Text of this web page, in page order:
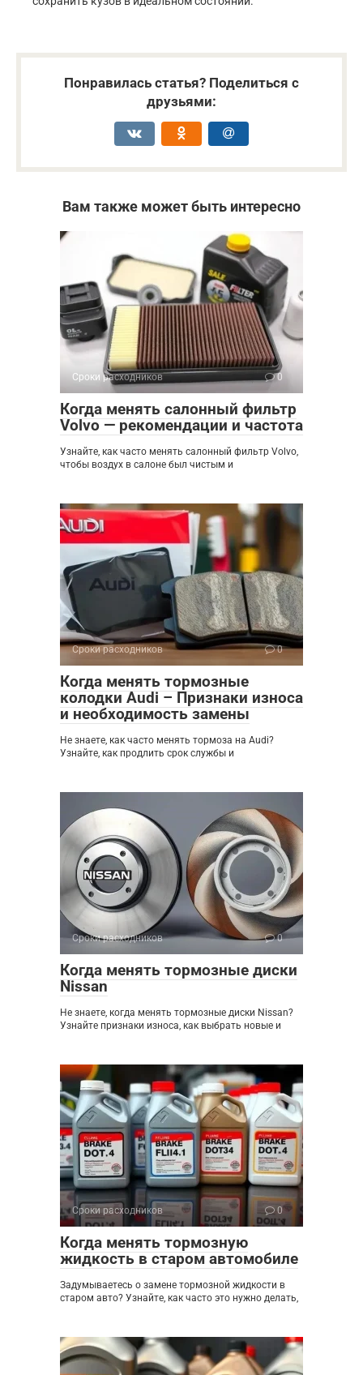
Понравилась статья? Поделиться с
друзьями:
Вам также может быть интересно
Сроки расходников 0
Когда менять салонный фильтр
Volvo — рекомендации и частота
Узнайте, как часто менять салонный фильтр Volvo,
чтобы воздух в салоне был чистым и
Сроки расходников 0
Когда менять тормозные
колодки Audi – Признаки износа
и необходимость замены
Не знаете, как часто менять тормоза на Audi?
Узнайте, как продлить срок службы и
Сроки расходников 0
Когда менять тормозные диски
Nissan
Не знаете, когда менять тормозные диски Nissan?
Узнайте признаки износа, как выбрать новые и
Сроки расходников 0
Когда менять тормозную
жидкость в старом автомобиле
Задумываетесь о замене тормозной жидкости в
старом авто? Узнайте, как часто это нужно делать,